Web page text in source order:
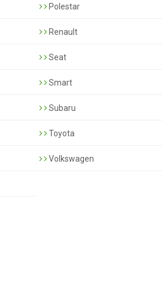
Polestar
Renault
Seat
Smart
Subaru
Toyota
Volkswagen